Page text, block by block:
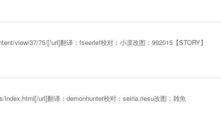
view/37/75/[/url]翻译：fseerlef校对：小凛改图：992015【STORY】
url]翻译：demonhunter校对：seiria.riesu改图：雑魚